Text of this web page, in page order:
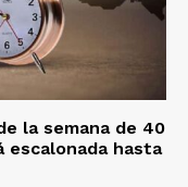
la semana de 40
escalonada hasta